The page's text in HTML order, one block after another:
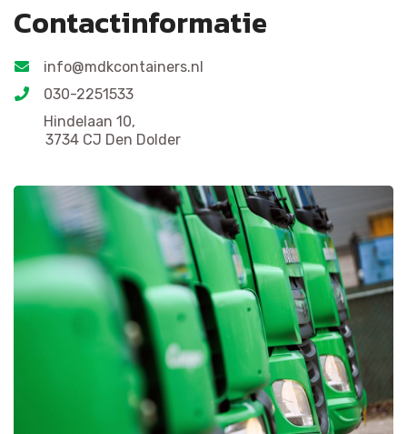
Contactinformatie
info@mdkcontainers.nl
030-2251533
Hindelaan 10,
3734 CJ Den Dolder